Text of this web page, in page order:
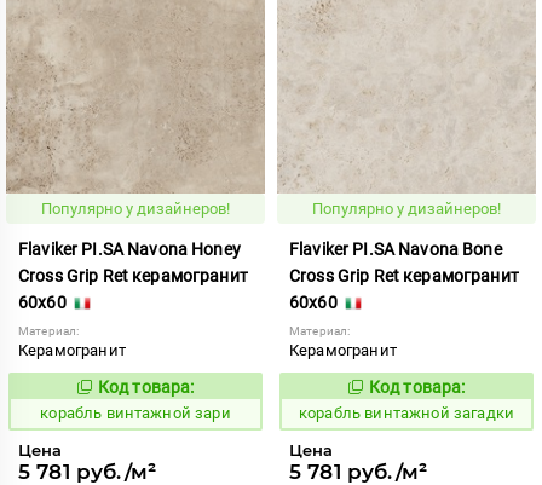
Популярно у дизайнеров!
Flaviker PI.SA Navona Honey
Cross Grip Ret керамогранит
60x60
Материал:
Керамогранит
767528
Код товара:
корабль винтажной зари
Цена
5 781 руб./м²
Популярно у дизайнеров!
Flaviker PI.SA Navona Bone
Cross Grip Ret керамогранит
60x60
Материал:
Керамогранит
767527
Код товара:
корабль винтажной загадки
Цена
5 781 руб./м²